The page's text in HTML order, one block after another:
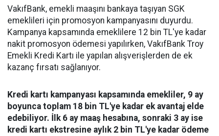
VakıfBank, emekli maaşını bankaya taşıyan SGK
emeklileri için promosyon kampanyasını duyurdu.
Kampanya kapsamında emeklilere 12 bin TL'ye kadar
nakit promosyon ödemesi yapılırken, VakıfBank Troy
Emekli Kredi Kartı ile yapılan alışverişlerden de ek
kazanç fırsatı sağlanıyor.
Kredi kartı kampanyası kapsamında emekliler, 9 ay
boyunca toplam 18 bin TL'ye kadar ek avantaj elde
edebiliyor. İlk 6 ay maaş hesabına, sonraki 3 ay ise
kredi kartı ekstresine aylık 2 bin TL'ye kadar ödeme